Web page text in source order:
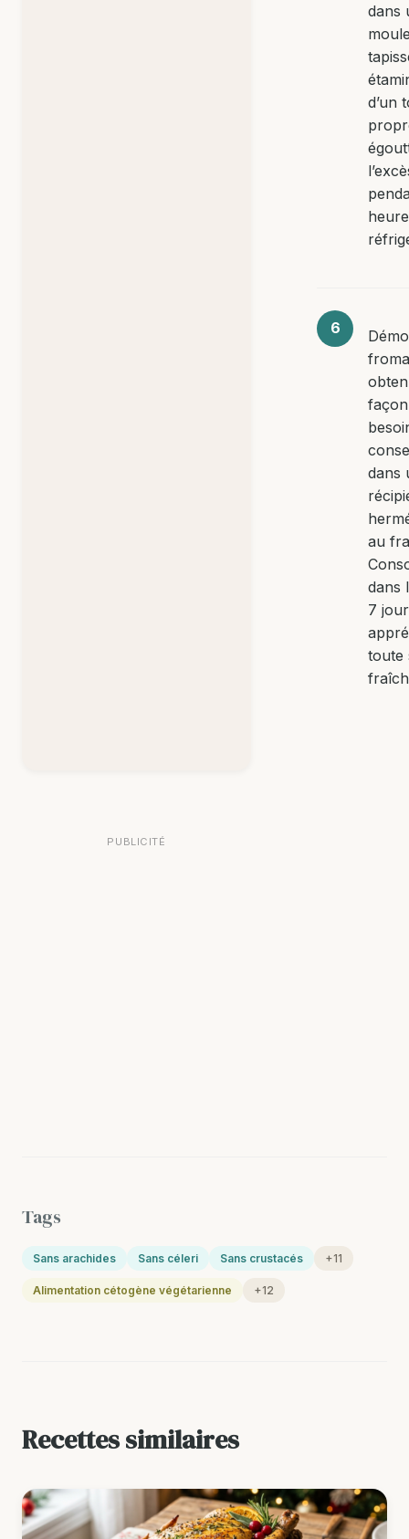
PUBLICITÉ
dans
d’un
dans
au
dans
7
toute
Tags
Sans arachides Sans céleri Sans crustacés +11
Alimentation cétogène végétarienne +12
Recettes similaires